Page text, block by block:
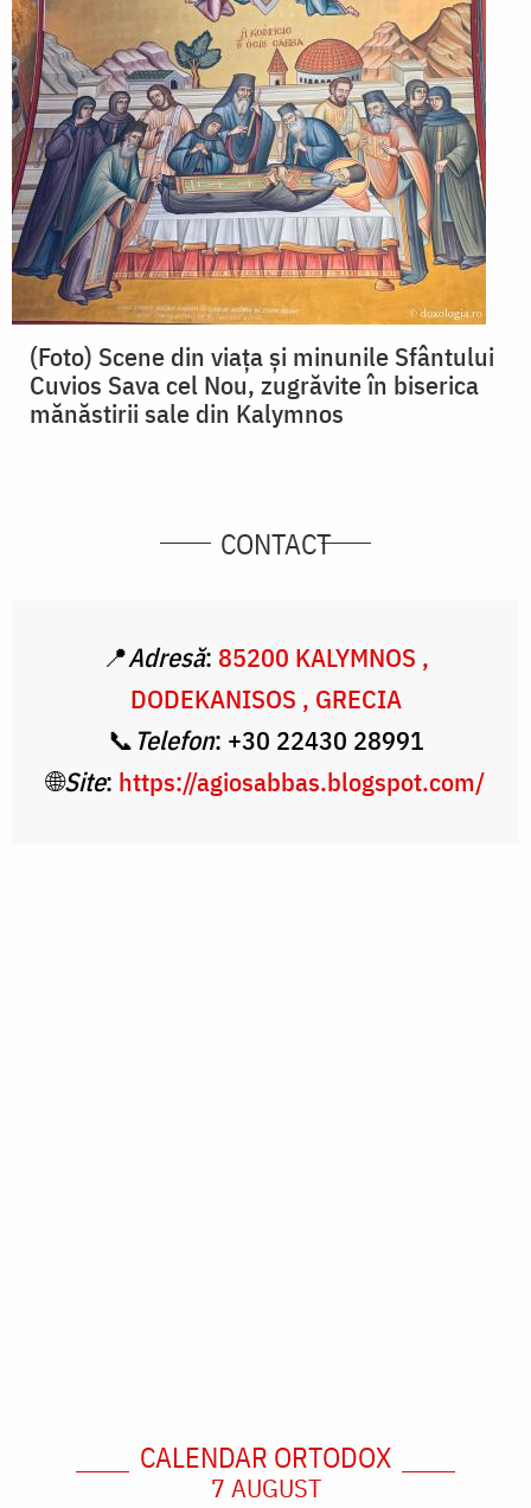
(Foto) Scene din viața și minunile Sfântului
Cuvios Sava cel Nou, zugrăvite în biserica
mănăstirii sale din Kalymnos
CONTACT
📍Adresă: 85200 KALYMNOS ,
DODEKANISOS , GRECIA
📞 Telefon: +30 22430 28991
🌐Site: https://agiosabbas.blogspot.com/
CALENDAR ORTODOX
7 AUGUST